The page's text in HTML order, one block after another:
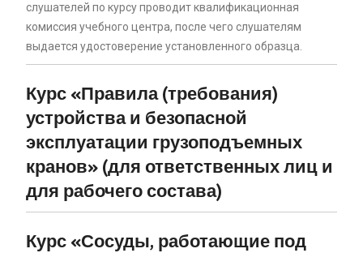
слушателей по курсу проводит квалификационная
комиссия учебного центра, после чего слушателям
выдается удостоверение установленного образца.
Курс «Правила (требования)
устройства и безопасной
эксплуатации грузоподъемных
кранов» (для ответственных лиц и
для рабочего состава)
Курс «Сосуды, работающие под